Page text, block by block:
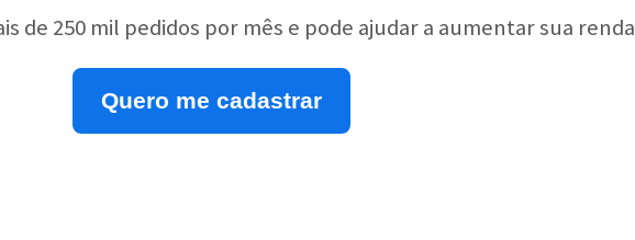
de 250 mil pedidos por mês e pode ajudar a aumentar sua renda
Quero me cadastrar